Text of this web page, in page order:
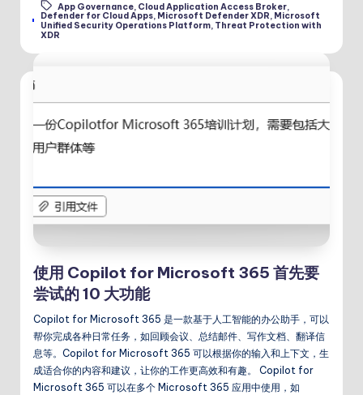
Tags:
App Governance, Cloud Application Access Broker,
Defender for Cloud Apps, Microsoft Defender XDR, Microsoft
Unified Security Operations Platform, Threat Protection with
XDR
使用 Copilot for Microsoft 365 首先要
尝试的 10 大功能
Copilot for Microsoft 365 是一款基于人工智能的办公助手，可以
帮你完成各种日常任务，如回顾会议、总结邮件、写作文档、翻译信
息等。Copilot for Microsoft 365 可以根据你的输入和上下文，生
成适合你的内容和建议，让你的工作更高效和有趣。 Copilot for
Microsoft 365 可以在多个 Microsoft 365 应用中使用，如